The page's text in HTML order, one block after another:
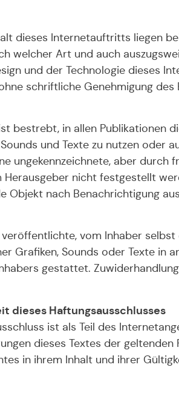
dieses Internetauftritts liegen
welcher Art und auch
und der Technologie dieses
schriftliche Genehmigung
bestrebt, in allen Publikationen
und Texte zu nutzen oder
ungekennzeichnete, aber
nicht festgestellt
Objekt nach Benachrichtigung
vom Inhaber
Grafiken, Sounds oder Texte
gestattet.
dieses Haftungsausschlusses
ist als Teil des
dieses Textes der
in ihrem Inhalt und ihrer